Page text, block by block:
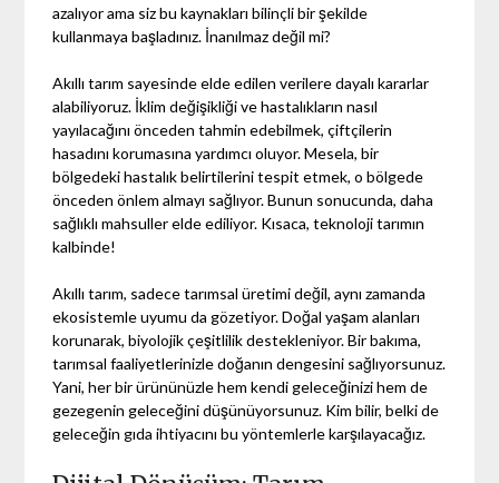
azalıyor ama siz bu kaynakları bilinçli bir şekilde
kullanmaya başladınız. İnanılmaz değil mi?
Akıllı tarım sayesinde elde edilen verilere dayalı kararlar
alabiliyoruz. İklim değişikliği ve hastalıkların nasıl
yayılacağını önceden tahmin edebilmek, çiftçilerin
hasadını korumasına yardımcı oluyor. Mesela, bir
bölgedeki hastalık belirtilerini tespit etmek, o bölgede
önceden önlem almayı sağlıyor. Bunun sonucunda, daha
sağlıklı mahsuller elde ediliyor. Kısaca, teknoloji tarımın
kalbinde!
Akıllı tarım, sadece tarımsal üretimi değil, aynı zamanda
ekosistemle uyumu da gözetiyor. Doğal yaşam alanları
korunarak, biyolojik çeşitlilik destekleniyor. Bir bakıma,
tarımsal faaliyetlerinizle doğanın dengesini sağlıyorsunuz.
Yani, her bir ürününüzle hem kendi geleceğinizi hem de
gezegenin geleceğini düşünüyorsunuz. Kim bilir, belki de
geleceğin gıda ihtiyacını bu yöntemlerle karşılayacağız.